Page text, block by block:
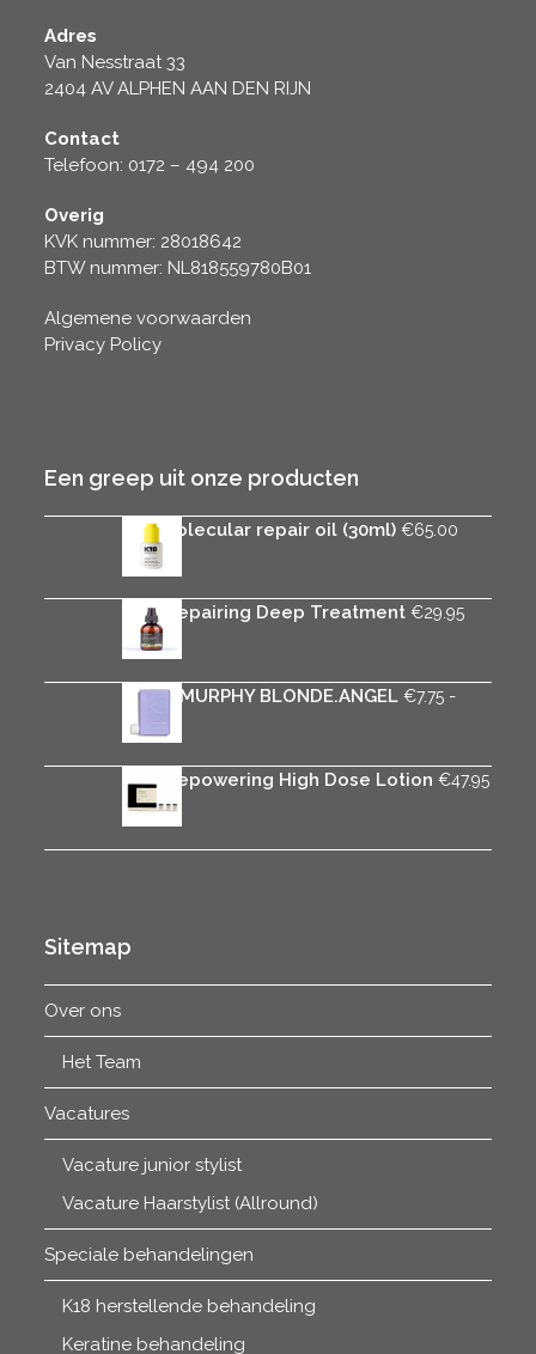
Adres
Van Nesstraat 33
2404 AV ALPHEN AAN DEN RIJN
Contact
Telefoon: 0172 – 494 200
Overig
KVK nummer: 28018642
BTW nummer: NL818559780B01
Algemene voorwaarden
Privacy Policy
Een greep uit onze producten
K18 molecular repair oil (30ml) €65.00
Rica Repairing Deep Treatment €29.95
KEVIN.MURPHY BLONDE.ANGEL €7.75 -
€33.95
€7.75
tot
€33.95
Rica Repowering High Dose Lotion €47.95
Sitemap
Over ons
Het Team
Vacatures
Vacature junior stylist
Vacature Haarstylist (Allround)
Speciale behandelingen
K18 herstellende behandeling
Keratine behandeling